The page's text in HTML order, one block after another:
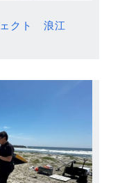
ェクト 浪江